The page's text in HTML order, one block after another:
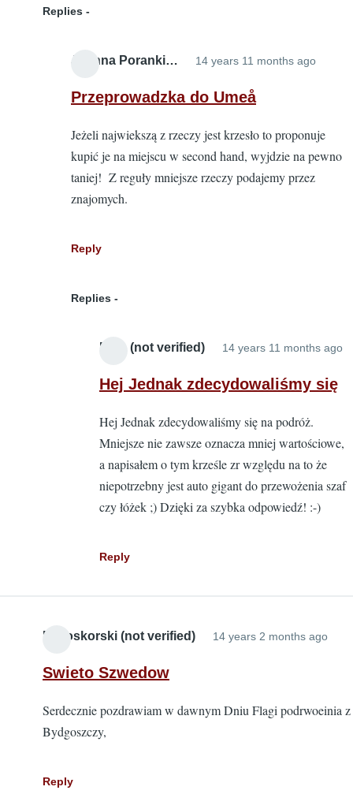
Replies
Joanna Poranki… 14 years 11 months ago
by
Przeprowadzka do Umeå
Jeżeli najwiekszą z rzeczy jest krzesło to proponuje
kupić je na miejscu w second hand, wyjdzie na pewno
taniej! Z reguły mniejsze rzeczy podajemy przez
znajomych.
Reply
Replies
Mike (not verified) 14 years 11 months ago
Hej Jednak zdecydowaliśmy się
Hej Jednak zdecydowaliśmy się na podróż.
Mniejsze nie zawsze oznacza mniej wartościowe,
a napisałem o tym krześle zr względu na to że
niepotrzebny jest auto gigant do przewożenia szaf
czy łóżek ;) Dzięki za szybka odpowiedź! :-)
Reply
Bialoskorski (not verified) 14 years 2 months ago
Swieto Szwedow
Serdecznie pozdrawiam w dawnym Dniu Flagi podrwoeinia z
Bydgoszczy,
Reply